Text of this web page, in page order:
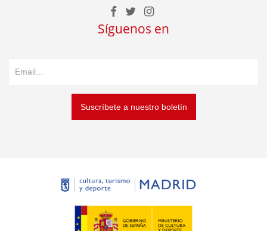
Síguenos en
Suscríbete a nuestro boletín